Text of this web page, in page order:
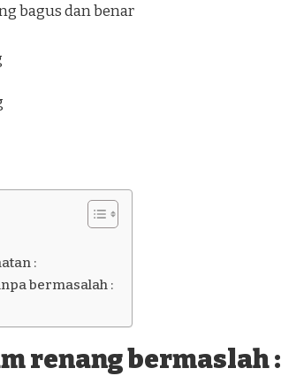
bagus dan benar
:
bermasalah :
renang bermaslah :